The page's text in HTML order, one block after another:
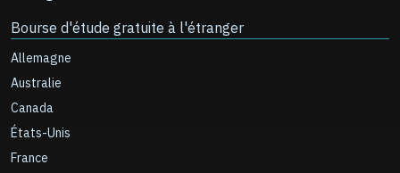
Bourse d'étude gratuite à l'étranger
Allemagne
Australie
Canada
États-Unis
France